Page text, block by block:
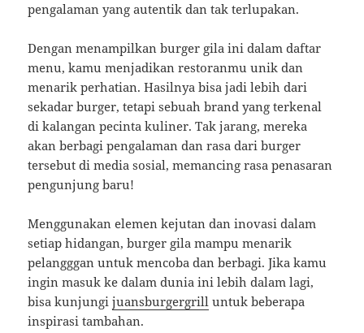
pengalaman yang autentik dan tak terlupakan.
Dengan menampilkan burger gila ini dalam daftar
menu, kamu menjadikan restoranmu unik dan
menarik perhatian. Hasilnya bisa jadi lebih dari
sekadar burger, tetapi sebuah brand yang terkenal
di kalangan pecinta kuliner. Tak jarang, mereka
akan berbagi pengalaman dan rasa dari burger
tersebut di media sosial, memancing rasa penasaran
pengunjung baru!
Menggunakan elemen kejutan dan inovasi dalam
setiap hidangan, burger gila mampu menarik
pelangggan untuk mencoba dan berbagi. Jika kamu
ingin masuk ke dalam dunia ini lebih dalam lagi,
bisa kunjungijuansburgergrill untuk beberapa
inspirasi tambahan.